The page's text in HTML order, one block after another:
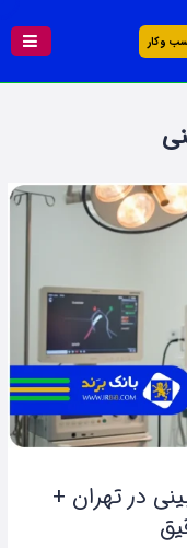
و کار
بینی در تهران +